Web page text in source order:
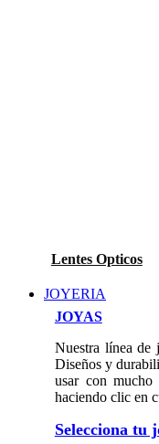
Lentes Opticos
JOYERIA
JOYAS
Nuestra línea de
Diseños y
usar con
haciendo clic en
Selecciona tu